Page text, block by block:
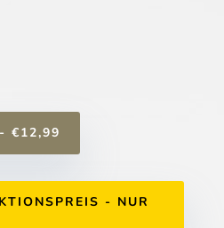
€12,99
- NUR